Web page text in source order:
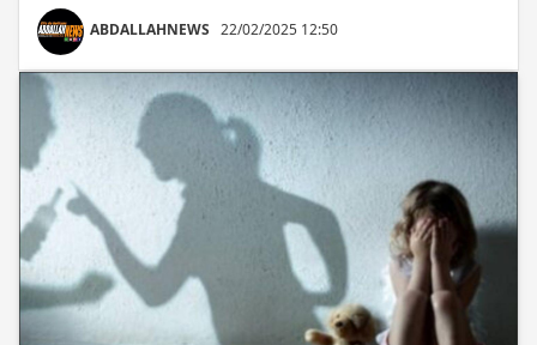
ABDALLAHNEWS 22/02/2025 12:50